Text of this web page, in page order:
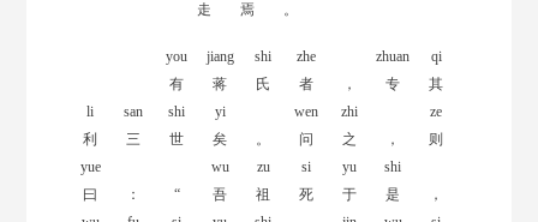
走
焉
。
you
有
jiang
蒋
shi
氏
zhe
者
，
zhuan
专
qi
其
li
利
san
三
shi
世
yi
矣
。
wen
问
zhi
之
，
ze
则
yue
曰
： “
wu
吾
zu
祖
si
死
yu
于
shi
是
，